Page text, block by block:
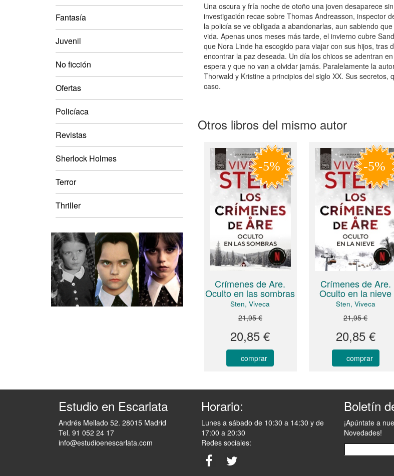
Fantasía
Juvenil
No ficción
Ofertas
Policíaca
Revistas
Sherlock Holmes
Terror
Thriller
Una oscura y fría noche de otoño una joven desaparece
investigación recae sobre Thomas Andreasson, inspector
la policía se ve obligada a abandonarlas, aun sabiendo
vida. Apenas unos meses más tarde, el invierno cubre
que Nora Linde ha escogido para viajar con sus hijos, tras
encontrar la paz deseada. Un día los chicos se adentran
espera y que no van a olvidar jamás. Paralelamente la
Thorwald y Kristine a principios del siglo XX. Sus
caso.
Otros libros del mismo autor
Crímenes de Are.
Oculto en las sombras
Sten, Viveca
21,95 €
20,85 €
comprar
Crímenes de Are.
Oculto en la nieve
Sten, Viveca
21,95 €
20,85 €
comprar
Estudio en Escarlata
Andrés Mellado 52. 28015 Madrid
Tel. 91 052 24 17
info@estudioenescarlata.com
Horario:
Lunes a sábado de 10:30 a 14:30 y de
17:00 a 20:30
Redes sociales:
Boletín
¡Apúntate a
Novedades!